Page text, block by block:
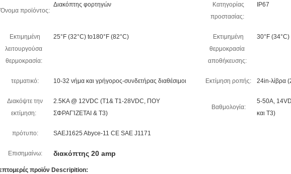
Όνομα προϊόντος:
Διακόπτης φορτηγών
Κατηγορίας
προστασίας:
IP67
Εκτιμημένη
λειτουργούσα
θερμοκρασία:
25°F (32°C) to180°F (82°C)
Εκτιμημένη
θερμοκρασία
αποθήκευσης:
30°F
τερματικό: 10-32 νήμα και γρήγορος-συνδετήρας διαθέσιμοι Εκτίμηση ροπής: 24in-λίβρα
Διακόψτε την
εκτίμηση:
2.5KA @ 12VDC (T1& T1-28VDC, ΠΟΥ
ΣΦΡΑΓΊΖΕΤΑΙ & T3)
Βαθμολογία:
5-50A,
και T3)
πρότυπο: SAEJ1625 Abyce-11 CE SAE J1171
Επισημαίνω: διακόπτης 20 amp
προϊόν Descripition: